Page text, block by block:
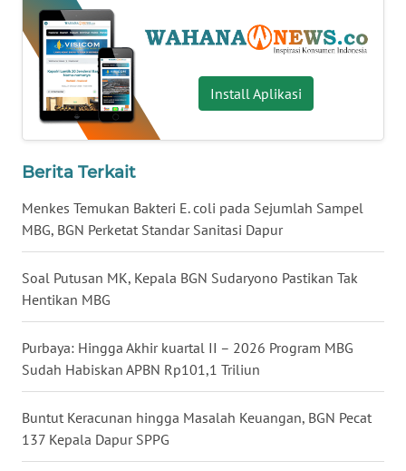
Install Aplikasi
Berita Terkait
Menkes Temukan Bakteri E. coli pada Sejumlah Sampel
MBG, BGN Perketat Standar Sanitasi Dapur
Soal Putusan MK, Kepala BGN Sudaryono Pastikan Tak
Hentikan MBG
Purbaya: Hingga Akhir kuartal II – 2026 Program MBG
Sudah Habiskan APBN Rp101,1 Triliun
Buntut Keracunan hingga Masalah Keuangan, BGN Pecat
137 Kepala Dapur SPPG
WN
BABEL
WN
SUMBAR
WN
SUMSEL
WN
BENGKULU
WN
LAMPUNG
WN
JATENG
WN
NUSANTARA